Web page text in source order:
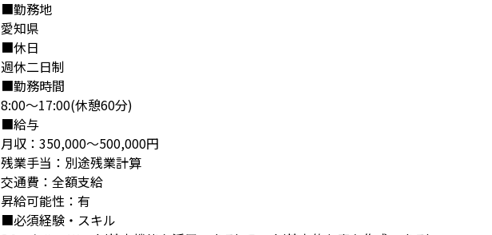
■勤務地
愛知県
■休日
週休二日制
■勤務時間
8:00～17:00(休憩60分)
■給与
月収：350,000～500,000円
残業手当：別途残業計算
交通費：全額支給
昇給可能性：有
■必須経験・スキル